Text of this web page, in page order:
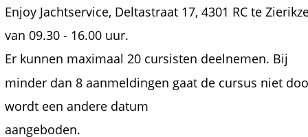
Enjoy Jachtservice, Deltastraat 17, 4301 RC te
van 09.30 - 16.00 uur.
Er kunnen maximaal 20 cursisten deelnemen. Bij
minder dan 8 aanmeldingen gaat de cursus niet
wordt een andere datum
aangeboden.